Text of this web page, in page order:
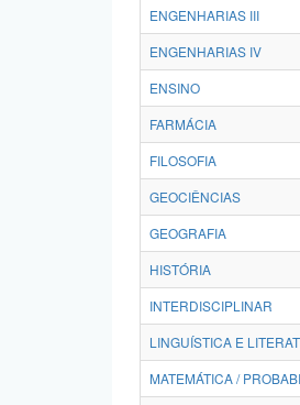
ENGENHARIAS III
ENGENHARIAS IV
ENSINO
FARMÁCIA
FILOSOFIA
GEOCIÊNCIAS
GEOGRAFIA
HISTÓRIA
INTERDISCIPLINAR
LINGUÍSTICA E
MATEMÁTICA /